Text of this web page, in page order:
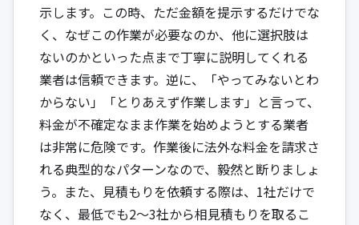
示します。この時、ただ金額を提示するだけでな
く、なぜこの作業が必要なのか、他に選択肢は
ないのかといった点まで丁寧に説明してくれる
業者は信頼できます。逆に、「やってみないとわ
からない」「とりあえず作業します」と言って、
料金が不確定なまま作業を始めようとする業者
は非常に危険です。作業後に法外な料金を請求さ
れる典型的なパターンなので、毅然と断りましょ
う。また、見積もりを依頼する際は、1社だけで
なく、最低でも2～3社から相見積もりを取るこ